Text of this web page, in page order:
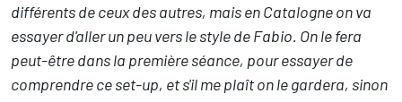
différents de ceux des autres, mais en Catalogne on va
essayer d'aller un peu vers le style de Fabio. On le fera
peut-être dans la première séance, pour essayer de
comprendre ce set-up, et s'il me plaît on le gardera, sinon